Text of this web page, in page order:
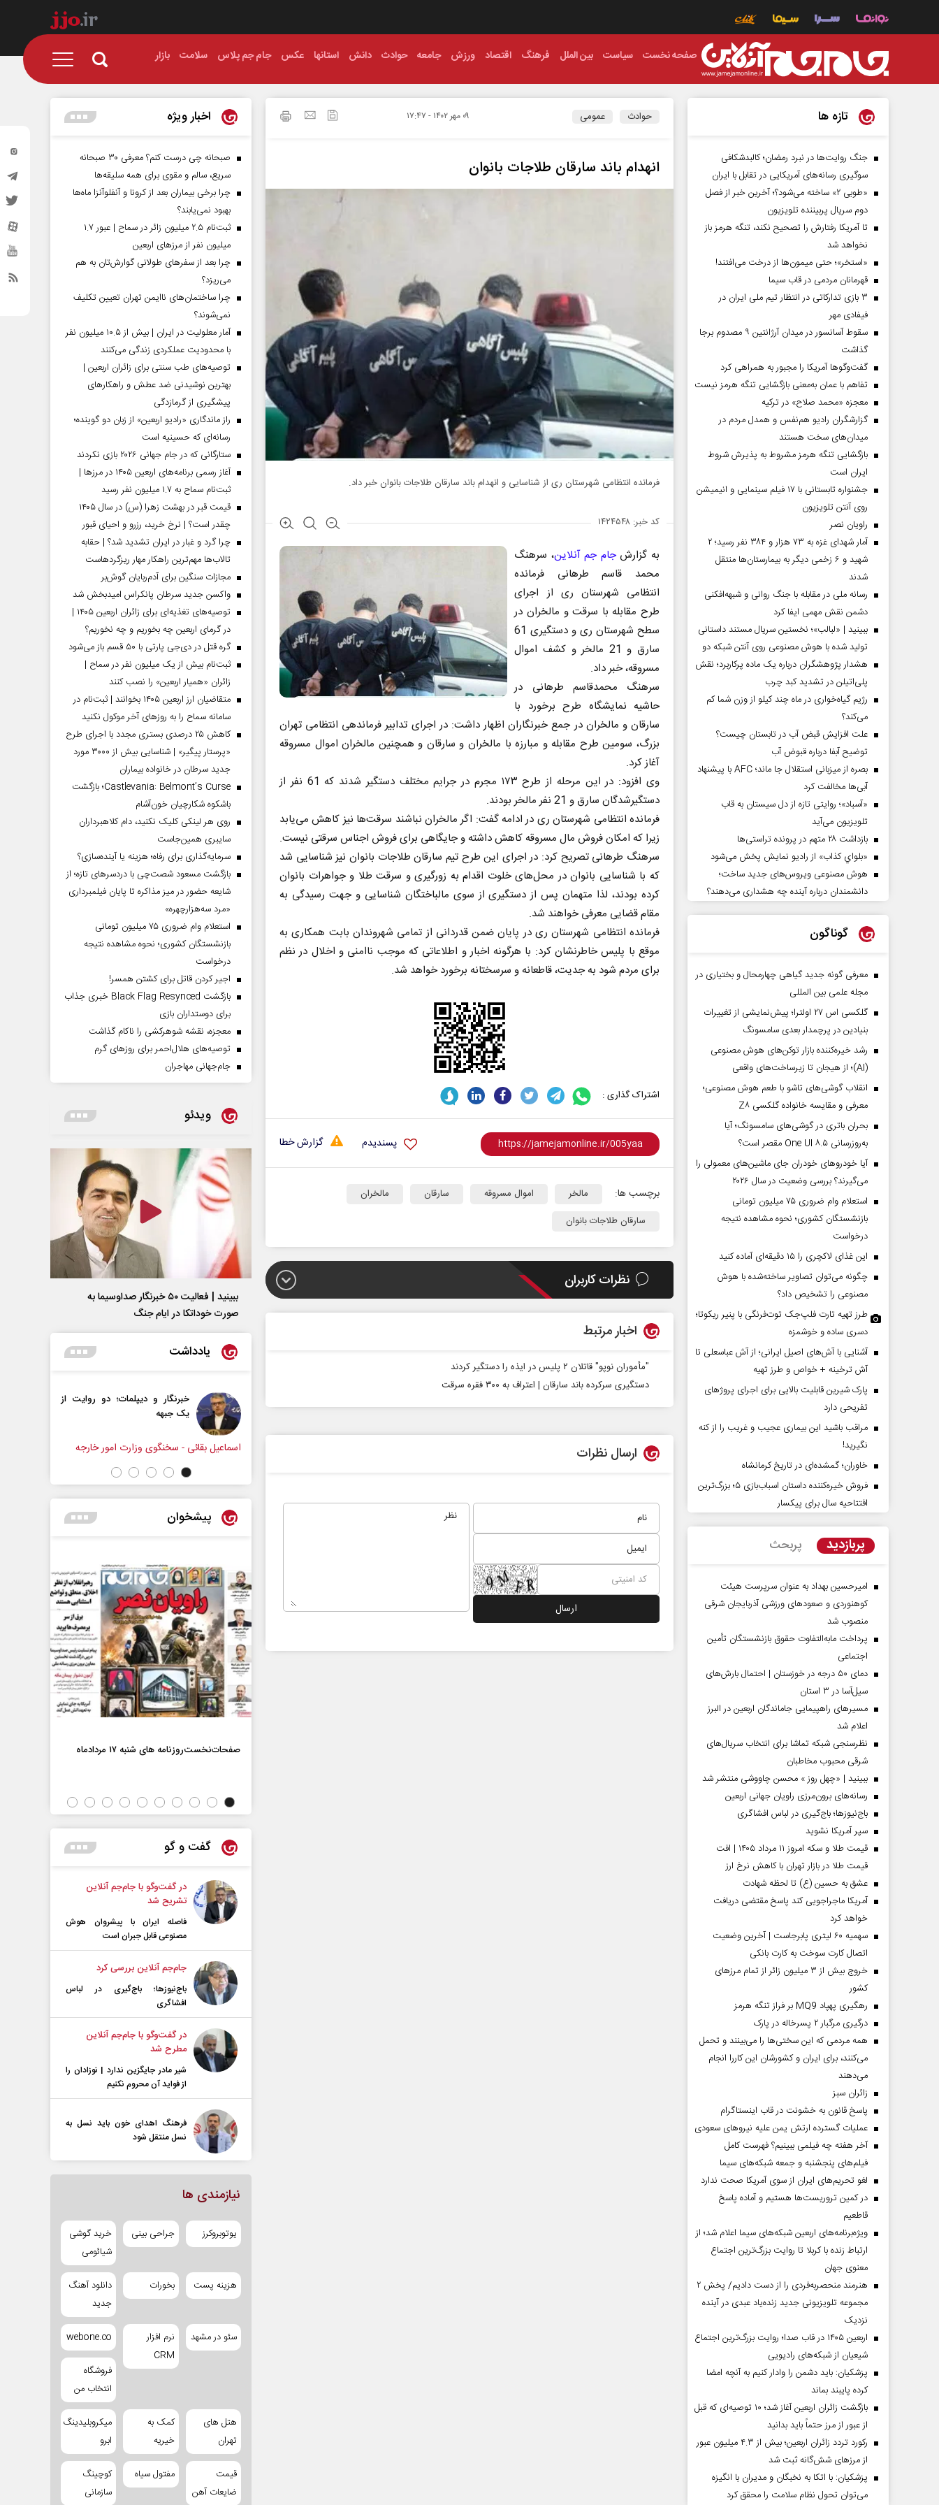
صفحه نخست سیاست بین الملل فرهنگ اقتصاد ورزش جامعه حوادث دانش استانها عکس جام جم پلاس سلامت بازار
حوادث عمومی ۰۹ مهر ۱۴۰۲ - ۱۷:۴۷
انهدام باند سارقان طلاجات بانوان
فرمانده انتظامی شهرستان ری از شناسایی و انهدام باند سارقان طلاجات بانوان خبر داد.
کد خبر: ۱۴۲۴۵۴۸
به گزارشجام جم آنلاین، سرهنگ
محمد قاسم طرهانی فرمانده
انتظامی شهرستان ری از اجرای
طرح مقابله با سرقت و مالخران در
سطح شهرستان ری و دستگیری 61
سارق و 21 مالخر و کشف اموال
مسروقه، خبر داد.
سرهنگ محمدقاسم طرهانی در
حاشیه نمایشگاه طرح برخورد با
سارقان و مالخران در جمع خبرنگاران اظهار داشت: در اجرای تدابیر فرماندهی انتظامی تهران
بزرگ، سومین طرح مقابله و مبارزه با مالخران و سارقان و همچنین مالخران اموال مسروقه
آغاز کرد.
وی افزود: در این مرحله از طرح ۱۷۳ مجرم در جرایم مختلف دستگیر شدند که 61 نفر از
دستگیرشدگان سارق و 21 نفر مالخر بودند.
فرمانده انتظامی شهرستان ری در ادامه گفت: اگر مالخران نباشند سرقت‌ها نیز کاهش می‌یابد
زیرا که امکان فروش مال مسروقه کاهش داشته و جایگاهی برای فروش اجناس سرقتی نیست.
سرهنگ طرهانی تصریح کرد: در اجرای این طرح تیم سارقان طلاجات بانوان نیز شناسایی شد
که با شناسایی بانوان در محل‌‍‌های خلوت اقدام به زورگیری و سرقت طلا و جواهرات بانوان
کرده بودند، لذا متهمان پس از دستگیری از سوی مالباختگان شناسایی و جهت رسیدگی به
مقام قضایی معرفی خواهند شد.
فرمانده انتظامی شهرستان ری در پایان ضمن قدردانی از تمامی شهروندان بابت همکاری به
موقع با پلیس خاطرنشان کرد: با هرگونه اخبار و اطلاعاتی که موجب ناامنی و اخلال در نظم
برای مردم شود به جدیت، قاطعانه و سرسختانه برخورد خواهد شد.
اشتراک گذاری :
گزارش خطا پسندیدم
برچسب ها: مالخر اموال مسروقه سارقان
مالخران
سارقان طلاجات بانوان
نظرات کاربران
اخبار مرتبط
"مأموران نوپو" قاتلان ۲ پلیس در ایذه را دستگیر کردند
دستگیری سرکرده باند سارقان | اعتراف به ۳۰۰ فقره سرقت
ارسال نظرات
تازه ها
جنگ روایت‌ها در نبرد رمضان؛ کالبدشکافی
سوگیری رسانه‌های آمریکایی در تقابل با ایران
«طوبی ۲» ساخته می‌شود؟؛ آخرین خبر از فصل
دوم سریال پربیننده تلویزیون
تا آمریکا رفتارش را تصحیح نکند، تنگه هرمز باز
نخواهد شد
«استخر»‌‌؛ حتی میمون‌ها از درخت می‌افتند!
قهرمانان مردمی در قاب سیما
۳ بازی تدارکاتی در انتظار تیم ملی ایران در
فیفادی مهر
سقوط آسانسور در میدان آرژانتین ۹ مصدوم برجا
گذاشت
گفت‌وگوها آمریکا را مجبور به همراهی کرد
تفاهم با عمان به‌معنی بازگشایی تنگه هرمز نیست
معجزه «محمد صلاح» در ترکیه
گزارشگران رادیو هم‌نفس و همدل مردم در
میدان‌های سخت هستند
بازگشایی تنگه هرمز مشروط به پذیرش شروط
ایران است
جشنواره تابستانی با ۱۷ فیلم سینمایی و انیمیشن
روی آنتن تلویزیون
راویان نصر
آمار شهدای غزه به ۷۳ هزار و ۳۸۴ نفر رسید؛ ۲
شهید و ۶ زخمی دیگر به بیمارستان‌ها منتقل
شدند
رسانه ملی در مقابله با جنگ روانی و شبهه‌افکنی
دشمن نقش مهمی ایفا کرد
ببینید | «لبالب»؛ نخستین سریال مستند داستانی
تولید شده با هوش مصنوعی روی آنتن شبکه دو
هشدار پژوهشگران درباره یک ماده پرکاربرد؛ نقش
پلی‌اتیلن در تشدید کبد چرب
رژیم گیاه‌خواری در ماه چند کیلو از وزن شما کم
می‌کند؟
علت افزایش قبض آب در تابستان چیست؟
توضیح آبفا درباره قبوض آب
بصره از میزبانی استقلال جا ماند؛ AFC با پیشنهاد
آبی‌ها مخالفت کرد
«آسباد»؛ روایتی تازه از دل سیستان به قاب
تلویزیون می‌آید
بازداشت ۲۸ متهم در پرونده تراستی‌ها
«بلواي کذاب» از رادیو نمایش پخش می‌شود
هوش مصنوعی ویروس‌های جدید ساخت؛
دانشمندان درباره آینده چه هشداری می‌دهند؟
گوناگون
معرفی گونه جدید گیاهی چهارمحال و بختیاری در
مجله علمی بین المللی
گلکسی اس ۲۷ اولترا؛ پیش‌نمایشی از تغییرات
بنیادین در پرچمدار بعدی سامسونگ
رشد خیره‌کننده بازار توکن‌های هوش مصنوعی
(AI)؛ از هیجان تا زیرساخت‌های واقعی
انقلاب گوشی‌های تاشو‌ با طعم هوش مصنوعی؛
معرفی و مقایسه خانواده گلکسی Z۸
بحران باتری در گوشی‌های سامسونگ؛ آیا
به‌روزرسانی One UI ۸.۵ مقصر است؟
آیا خودروهای خودران جای ماشین‌های معمولی را
می‌گیرند؟ بررسی وضعیت در سال ۲۰۲۶
استعلام وام ضروری ۷۵ میلیون تومانی
بازنشستگان کشوری؛ نحوه مشاهده نتیجه
درخواست
این غذای لاکچری را ۱۵ دقیقه‌ای آماده کنید
چگونه می‌توان تصاویر ساخته‌شده با هوش
مصنوعی را تشخیص داد؟
طرز تهیه تارت فلپ‌جک توت‌فرنگی با پنیر ریکوتا؛
دسری ساده و خوشمزه
آشنایی با آش‌های اصیل ایرانی؛ از آش عباسعلی تا
آش ترخینه + خواص و طرز تهیه
پارک شیرین قابلیت‌ بالایی برای اجرای پروژهای
تفریحی دارد
مراقب باشید این بیماری عجیب و غریب را از کنه
نگیرید!
خاوران؛ گمشده‌ای در تاریخ کرمانشاه
فروش خیره‌کننده داستان اسباب‌بازی ۵؛ بزرگ‌ترین
افتتاحیه سال برای پیکسار
پربازدید پربحث
امیرحسین بهداد به عنوان سرپرست هیئت
کوهنوردی و صعودهای ورزشی آذربایجان شرقی
منصوب شد
پرداخت مابه‌التفاوت حقوق بازنشستگان تأمین
اجتماعی
دمای ۵۰ درجه در خوزستان | احتمال بارش‌های
سیل‌آسا در ۳ استان
مسیر‌های راهپیمایی جاماندگان اربعین در البرز
اعلام شد
نظرسنجی شبکه تماشا برای انتخاب سریال‌های
شرقی محبوب مخاطبان
ببینید | «چهل روز » محسن چاووشی منتشر شد
رسانه‌های برون‌مرزی راویان جهانی اربعین
باج‌نیوزها؛ باج‌گیری در لباس افشاگری
سپر آمریکا نشوید
قیمت طلا و سکه امروز ۱۱ مرداد ۱۴۰۵ | افت
قیمت طلا در بازار تهران با کاهش نرخ ارز
عشق به حسین (ع) تا لحظه شهادت
آمریکا ماجراجویی کند پاسخ مقتضی دریافت
خواهد کرد
سهمیه ۶۰ لیتری پابرجاست | آخرین وضعیت
اتصال کارت سوخت به کارت بانکی
خروج بیش از ۳ میلیون زائر از تمام مرز‌های
کشور
رهگیری پهپاد MQ9 بر فراز تنگه هرمز
درگیری مرگبار ۲ پسرخاله در پارک
همه مردمی که این سختی‌ها را می‌بینند و تحمل
می‌کنند، برای ایران و کشورشان این کاررا انجام
می‌دهند
‌زائران سبز
پاسخ قانون به خشونت در قاب اینستاگرام
عملیات گسترده ارتش یمن علیه نیروهای سعودی
آخر هفته چه فیلمی ببینیم؟ فهرست کامل
فیلم‌های پنجشنبه و جمعه شبکه‌های سیما
لغو تحریم‌های ایران از سوی آمریکا صحت ندارد
در کمین تروریست‌ها هستیم و آماده پاسخ
قاطعیم
ویژه‌برنامه‌های اربعین شبکه‌های سیما اعلام شد؛ از
ارتباط زنده با کربلا تا روایت بزرگ‌ترین اجتماع
معنوی جهان
هنرمند منحصر‌به‌فردی را از دست دادیم/ پخش ۲
مجموعه تلویزیونی جدید زنده‌یاد عبدی در آینده
نزدیک
اربعین ۱۴۰۵ در قاب صدا؛ روایت بزرگ‌ترین اجتماع
شیعیان از شبکه‌های رادیویی
پزشکیان: باید دشمن را وادار کنیم به آنچه امضا
کرده پایبند بماند
بازگشت زائران اربعین آغاز شد؛ ۱۰ توصیه‌ای که قبل
از عبور از مرز حتماً باید بدانید
رکورد تردد زائران اربعین؛ بیش از ۴.۳ میلیون عبور
از مرزهای شش‌گانه ثبت شد
پزشکیان: با اتکا به نخبگان و مدیران با انگیزه
می‌توان تحول نظام سلامت را محقق کرد
اخبار ویژه
صبحانه چی درست کنم؟ معرفی ۳۰ صبحانه
سریع، سالم و مقوی برای همه سلیقه‌ها
چرا برخی بیماران بعد از کرونا و آنفلوآنزا ماه‌ها
بهبود نمی‌یابند؟
ثبت‌نام ۲.۵ میلیون زائر در سماح | عبور ۱.۷
میلیون نفر از مرز‌های اربعین
چرا بعد از سفرهای طولانی گوارش‌تان به هم
می‌ریزد؟
چرا ساختمان‌های ناایمن تهران تعیین تکلیف
نمی‌شوند؟
آمار معلولیت در ایران | بیش از ۱۰.۵ میلیون نفر
با محدودیت عملکردی زندگی می‌کنند
توصیه‌های طب سنتی برای زائران اربعین |
بهترین نوشیدنی ضد عطش و راهکارهای
پیشگیری از گرمازدگی
راز ماندگاری «رادیو اربعین» از زبان دو گوینده؛
رسانه‌ای که حسینیه است
ستارگانی که در جام جهانی ۲۰۲۶ بازی نکردند
آغاز رسمی برنامه‌های اربعین ۱۴۰۵ در مرز‌ها |
ثبت‌نام سماح به ۱.۷ میلیون نفر رسید
قیمت قبر در بهشت زهرا (س) در سال ۱۴۰۵
چقدر است؟ | نرخ خرید، رزرو و احیای قبور
چرا گرد و غبار در ایران تشدید شد؟ | حقابه
تالاب‌ها مهم‌ترین راهکار مهار ریزگردهاست
مجازات سنگین برای آدم‌ربایان گوش‌بر
واکسن جدید سرطان پانکراس امیدبخش شد
توصیه‌های تغذیه‌ای برای زائران اربعین ۱۴۰۵ |
در گرمای اربعین چه بخوریم و چه نخوریم؟
گره قتل در دی‌جی پارتی با ۵۰ قسم باز می‌شود
ثبت‌نام بیش از یک میلیون نفر در سماح |
زائران «همیار اربعین» را نصب کنند
متقاضیان ارز اربعین ۱۴۰۵ بخوانند | ثبت‌نام در
سامانه سماح را به روز‌های آخر موکول نکنید
کاهش ۲۵ درصدی بستری مجدد با اجرای طرح
«پرستار پیگیر» | شناسایی بیش از ۳۰۰۰ مورد
جدید سرطان در خانواده بیماران
Castlevania: Belmont’s Curse؛ بازگشت
باشکوه شکارچیان خون‌آشام
روی هر لینکی کلیک نکنید، دام کلاهبرداران
سایبری همین‌جاست
سرمایه‌گذاری برای رفاه؛ هزینه یا آینده‌سازی؟
بازگشت مسعود شصت‌چی با دردسر‌های تازه؛ از
شایعه حضور در میز مذاکره تا پایان فیلمبرداری
«مرد سه‌هزارچهره»
استعلام وام ضروری ۷۵ میلیون تومانی
بازنشستگان کشوری؛ نحوه مشاهده نتیجه
درخواست
اجیر کردن قاتل برای کشتن همسر!
بازگشت Black Flag Resynced خبری جذاب
برای دوستداران بازی
معجزه، نقشه شوهرکشی را ناکام گذاشت
توصیه‌های هلال‌احمر برای روز‌های گرم
جام‌جهانی مهاجران
ویدئو
ببینید | فعالیت ۵۰ خبرنگار صداوسیما به
صورت خوداتکا در ایام جنگ
یادداشت
آیا سیاست کلان آمریکا ضدایران
عوض شده است؟
- کارشناس مسائل بین‌الملل
سازمان ملل بی‌بدیل نیست
خبرنگار و دیپلمات؛ دو روایت از
اسماعیل بقائی - سخنگوی وزارت امور خارجه
آیا تفاهم‌نامه حداکثر
پیشخوان
صفحات نخست‌روزنامه‌ها‌ی‌چهارشنبه‌۷‌مردادماه
صفحات‌نخست‌روزنامه ها‌ی شنبه ۱۷ مردادماه
گفت و گو
در گفت‌و‌گو با جام‌جم آنلاین
تشریح شد
فاصله ایران با پیشرو‌ان هوش
مصنوعی قابل جبران است
جام‌جم آنلاین بررسی کرد
باج‌نیوزها؛ باج‌گیری در لباس
افشاگری
در گفت‌و‌گو با جام‌جم آنلاین
مطرح شد
شیر مادر جایگزین ندارد | نوزادان را
از فواید آن محروم نکنیم
فرهنگ اهدای خون باید نسل به
نسل منتقل شود
نیازمندی ها
یوتوبروکرز جراحی بینی
خرید گوشی
شیائومی
هزینه پست بخورات
دانلود آهنگ
جدید
سئو در مشهد
نرم افزار
CRM
webone.co
فروشگاه
انتخاب من
هتل های
تهران
کمک به
خیریه
میکروبلیدینگ
ابرو
قیمت
ضایعات آهن
مفتول سیاه
کوچینگ
سازمانی